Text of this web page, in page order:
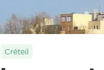
Créteil